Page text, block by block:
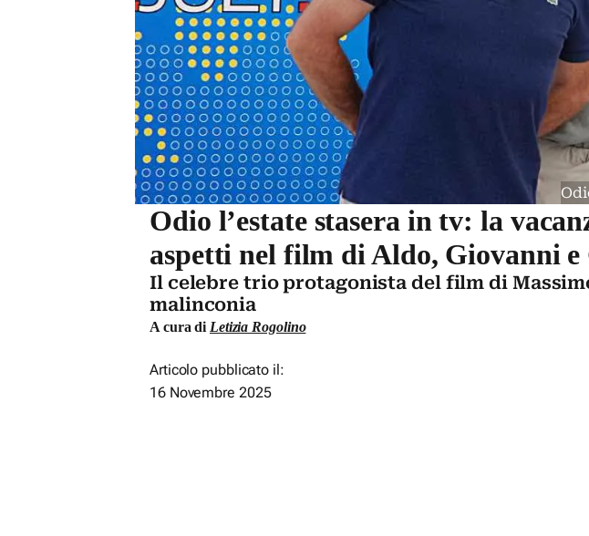
Odio l’estate stasera in tv: la
aspetti nel film di Aldo, Giovanni e
Il celebre trio protagonista del film di
malinconia
A cura diLetizia Rogolino
Articolo pubblicato il:
16 Novembre 2025